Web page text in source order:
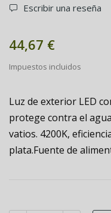
Escribir una reseña
44,67 €
Impuestos incluidos
Luz de exterior LED
protege contra el
vatios. 4200K,
plata.Fuente de